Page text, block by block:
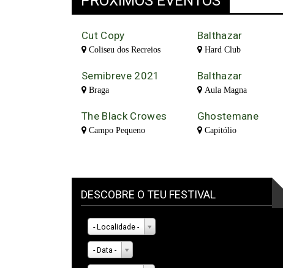
Cut Copy
Coliseu dos Recreios
Balthazar
Hard Club
Semibreve 2021
Braga
Balthazar
Aula Magna
The Black Crowes
Campo Pequeno
Ghostemane
Capitólio
DESCOBRE O TEU FESTIVAL
- Localidade -
- Data -